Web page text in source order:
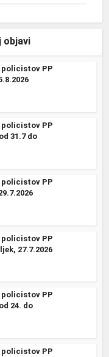
objavi
PP
PP
31.7 do
PP
PP
27.7.2026
PP
24. do
PP